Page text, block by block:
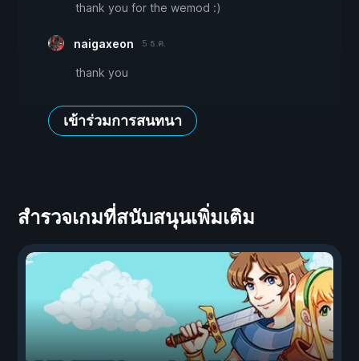
thank you for the wemod :)
naigaxeon 5 ธ.ค.
thank you
เข้าร่วมการสนทนา
สำรวจเกมที่สนับสนุนเพิ่มเติม